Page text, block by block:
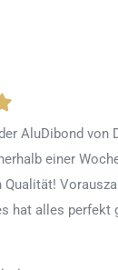
AluDibond von
einer
Qualität!
hat alles perfekt